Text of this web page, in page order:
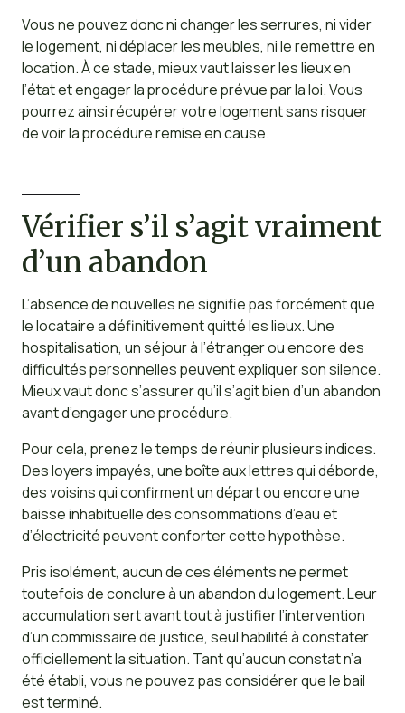
Vous ne pouvez donc ni changer les serrures, ni vider
le logement, ni déplacer les meubles, ni le remettre en
location. À ce stade, mieux vaut laisser les lieux en
l’état et engager la procédure prévue par la loi. Vous
pourrez ainsi récupérer votre logement sans risquer
de voir la procédure remise en cause.
Vérifier s’il s’agit vraiment
d’un abandon
L’absence de nouvelles ne signifie pas forcément que
le locataire a définitivement quitté les lieux. Une
hospitalisation, un séjour à l’étranger ou encore des
difficultés personnelles peuvent expliquer son silence.
Mieux vaut donc s’assurer qu’il s’agit bien d’un abandon
avant d’engager une procédure.
Pour cela, prenez le temps de réunir plusieurs indices.
Des loyers impayés, une boîte aux lettres qui déborde,
des voisins qui confirment un départ ou encore une
baisse inhabituelle des consommations d’eau et
d’électricité peuvent conforter cette hypothèse.
Pris isolément, aucun de ces éléments ne permet
toutefois de conclure à un abandon du logement. Leur
accumulation sert avant tout à justifier l’intervention
d’un commissaire de justice, seul habilité à constater
officiellement la situation. Tant qu’aucun constat n’a
été établi, vous ne pouvez pas considérer que le bail
est terminé.